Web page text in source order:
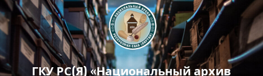
ГКУ РС(Я) «Национальный архив